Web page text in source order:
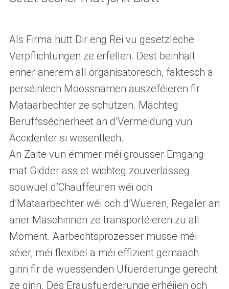
Als Firma hutt Dir eng Rei vu gesetzleche
Verpflichtungen ze erfëllen. Dëst beinhalt
ënner anerem all organisatoresch, faktesch a
perséinlech Moossnamen auszeféieren fir
Mataarbechter ze schützen. Mächteg
Beruffssécherheet an d’Vermeidung vun
Accidenter si wesentlech.
An Zäite vun ëmmer méi grousser Ëmgang
mat Gidder ass et wichteg zouverlässeg
souwuel d’Chauffeuren wéi och
d’Mataarbechter wéi och d’Wueren, Regaler an
aner Maschinnen ze transportéieren zu all
Moment. Aarbechtsprozesser musse méi
séier, méi flexibel a méi effizient gemaach
ginn fir de wuessenden Ufuerderunge gerecht
ze ginn. Dës Erausfuerderunge erhéijen och